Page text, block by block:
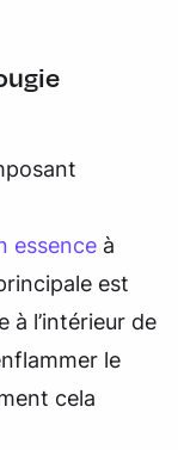
essence à
est
à l’intérieur de
le
cela